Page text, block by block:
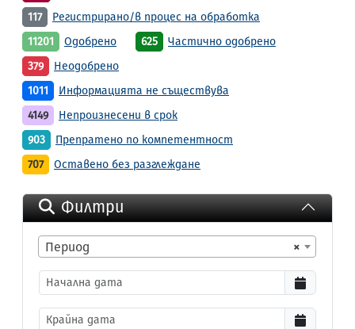
117
Регистрирано/в процес на обработка
11201
Одобрено 625
Частично одобрено
379
Неодобрено
1011
Информацията не съществува
4149
Непроизнесени в срок
903
Препратено по компетентност
707
Оставено без разглеждане
Филтри
×
Период